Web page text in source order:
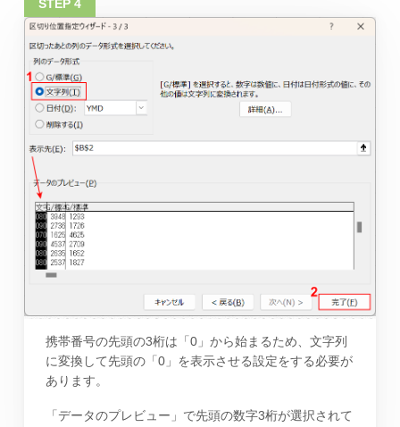
携帯番号の先頭の3桁は「0」から始まるため、文字列
に変換して先頭の「0」を表示させる設定をする必要が
あります。
「データのプレビュー」で先頭の数字3桁が選択されて